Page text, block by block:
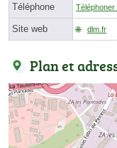
Téléphone Téléphoner
Site web dlm.fr
Plan et